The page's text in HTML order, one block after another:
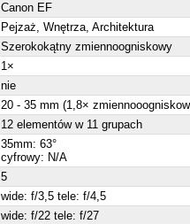
Canon EF
Pejzaż, Wnętrza, Architektura
Szerokokątny zmiennoogniskowy
1×
nie
20 - 35 mm (1,8×
12 elementów w 11 grupach
35mm: 63°
cyfrowy: N/A
5
wide: f/3,5 tele: f/4,5
wide: f/22 tele: f/27